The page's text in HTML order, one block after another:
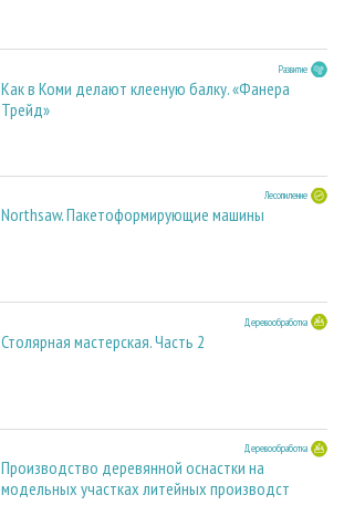
Развитие
Как в Коми делают клееную балку. «Фанера
Трейд»
Лесопиление
Northsaw. Пакетоформирующие машины
Деревообработка
Столярная мастерская. Часть 2
Деревообработка
Производство деревянной оснастки на
модельных участках литейных производст